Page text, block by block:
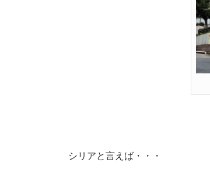
シリアと言えば・・・